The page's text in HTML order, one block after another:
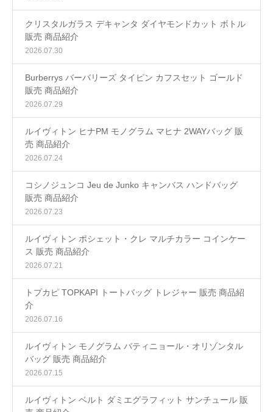
クリスタルガラス デキャンタ ダイヤモンドカット ボトル
販売 商品紹介
2026.07.30
Burberrys バーバリーズ タイピン カフスセット ゴールド
販売 商品紹介
2026.07.29
ルイヴィトン ヒナPM モノグラム マヒナ 2WAYバッグ 販
売 商品紹介
2026.07.24
コシノジュンコ Jeu de Junko キャンバス ハンドバッグ
販売 商品紹介
2026.07.23
ルイヴィトン ポシェット・クレ マルチカラー コインケー
ス 販売 商品紹介
2026.07.21
トプカピ TOPKAPI トートバッグ トレジャー 販売 商品紹
介
2026.07.16
ルイヴィトン モノグラム バティニョール・オリゾンタル
バッグ 販売 商品紹介
2026.07.15
ルイヴィトン ベルト ダミエグラフィット サンチュール 販